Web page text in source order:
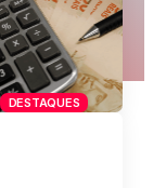
DESTAQUES